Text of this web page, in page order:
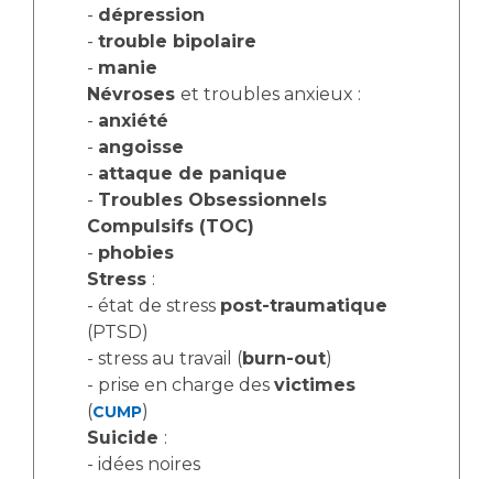
Vos représentants
La Commission Des Usagers (CDU)
Les Comités Locaux des Usagers
Le projet des usagers
Qualité
Nos indicateurs qualité et de sécurité des soins
Protection des données
Sécurité
Fournisseurs
Rôles et missions
Liste des marchés conclus
Documents utiles
- dépression
- trouble bipolaire
- manie
Névroses et troubles anxieux :
- anxiété
- angoisse
- attaque de panique
- Troubles Obsessionnels
Compulsifs (TOC)
- phobies
Stress :
- état de stress post-traumatique
(PTSD)
- stress au travail (burn-out)
- prise en charge des victimes
(CUMP)
Suicide :
- idées noires